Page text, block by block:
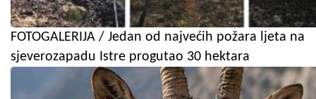
FOTOGALERIJA / Jedan od najvećih požara ljeta na
sjeverozapadu Istre progutao 30 hektara